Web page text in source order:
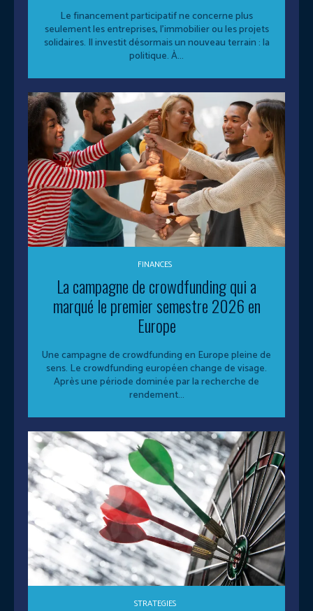
Le financement participatif ne concerne plus
seulement les entreprises, l’immobilier ou les projets
solidaires. Il investit désormais un nouveau terrain : la
politique. À...
FINANCES
La campagne de crowdfunding qui a
marqué le premier semestre 2026 en
Europe
Une campagne de crowdfunding en Europe pleine de
sens. Le crowdfunding européen change de visage.
Après une période dominée par la recherche de
rendement...
STRATEGIES